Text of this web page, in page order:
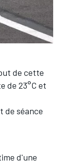
de cette
de 23°C et
de séance
d'une